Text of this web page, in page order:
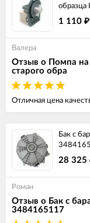
образца
1 110 ₽
Валера
Отзыв о Помпа на
старого обра
Отличная цена
Бак с
28 325
Роман
Отзыв о Бак с
3484165117